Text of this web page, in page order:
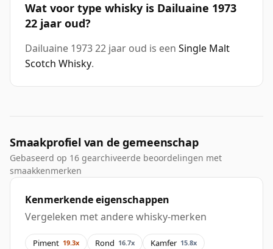
Wat voor type whisky is Dailuaine 1973
22 jaar oud?
Dailuaine 1973 22 jaar oud is een Single Malt
Scotch Whisky.
Smaakprofiel van de gemeenschap
Gebaseerd op 16 gearchiveerde beoordelingen met
smaakkenmerken
Kenmerkende eigenschappen
Vergeleken met andere whisky-merken
Piment 19.3x Rond 16.7x Kamfer 15.8x